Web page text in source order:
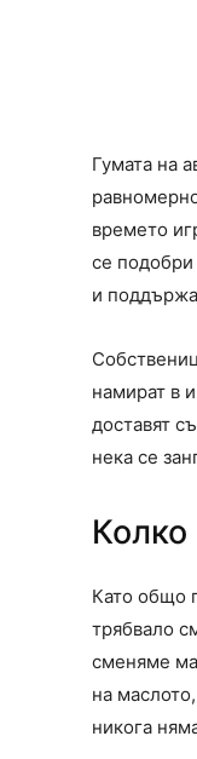
Гумата на
времето
се подобри
и
намират в
доставят
нека се
Колко
Като общо
трябвало
сменяме
на
никога